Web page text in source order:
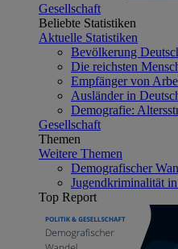
Gesellschaft
Beliebte Statistiken
Aktuelle Statistiken
Bevölkerung
Die reichsten
Empfänger von
Ausländer in
Demografie:
Gesellschaft
Themen
Weitere Themen
Demografischer
Jugendkriminalität
Top Report